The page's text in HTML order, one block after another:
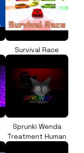
Survival Race
Sprunki Wenda
Treatment Human